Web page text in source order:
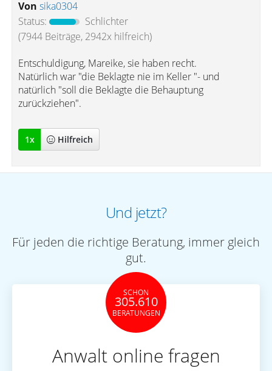
Von sika0304
Status:
Schlichter
(7944 Beiträge, 2942x hilfreich)
Entschuldigung, Mareike, sie haben recht.
Natürlich war "die Beklagte nie im Keller "- und
natürlich "soll die Beklagte die Behauptung
zurückziehen".
1x Hilfreich
Und jetzt?
Für jeden die richtige Beratung, immer gleich
gut.
SCHON
305.610
BERATUNGEN
Anwalt online fragen